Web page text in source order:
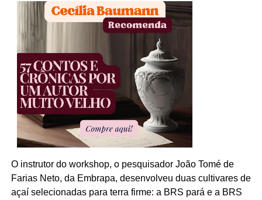
O instrutor do workshop, o pesquisador João Tomé de
Farias Neto, da Embrapa, desenvolveu duas cultivares de
açaí selecionadas para terra firme: a BRS pará e a BRS